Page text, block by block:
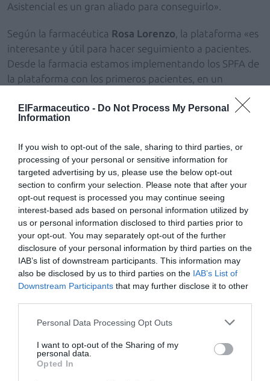
ElFarmaceutico - Do Not Process My Personal
Information
If you wish to opt-out of the sale, sharing to third parties, or
processing of your personal or sensitive information for
targeted advertising by us, please use the below opt-out
section to confirm your selection. Please note that after your
opt-out request is processed you may continue seeing
interest-based ads based on personal information utilized by
us or personal information disclosed to third parties prior to
your opt-out. You may separately opt-out of the further
disclosure of your personal information by third parties on the
IAB’s list of downstream participants. This information may
also be disclosed by us to third parties on the IAB’s List of
Downstream Participants that may further disclose it to other
Personal Data Processing Opt Outs
I want to opt-out of the Sharing of my
personal data.
Opted In
Asistencial es un gran aliado para conseguirlo».
Según la farmacéutica Rosa Lorenzo , la plataforma «es
interesante y útil para hacer seguimiento a pacientes.
Desde la farmacia estamos implementando los SPFA de
la plataforma con los primeros pacientes, en un
cierto es que arrancar es difícil, porque lleva tiempo y
hay que explicar bien el procedimiento al usuario, pero
que sus fármacos sean efectivos y al control de su
enfermedad».
La farmacéuticaSara Moure Pradoexplica que utilizan
NodoFarma Asistencial para comprobar interacciones
en la medicación «y contraindicaciones con
enfermedades que el paciente refiere que tiene, y que
comprobamos en el sistema de receta electrónica a
través de la hoja de medicación». Considera que lo ideal
sería «poder llegar hasta el médico, que estuviera
integrado en receta electrónica. Además, la posibilidad
libre, que toma el usuario es una gran ventaja y nos
alinea con lo que sucede en otros países del entorno